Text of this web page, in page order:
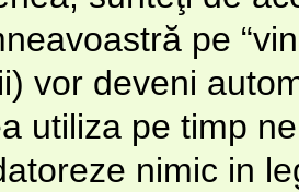
pe
vor deveni
utiliza pe timp
nimic in